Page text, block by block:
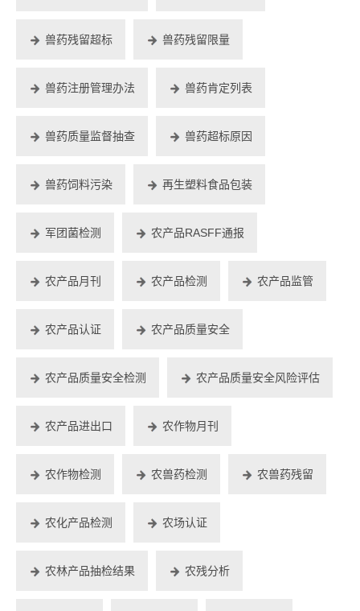
兽药残留超标 兽药残留限量
兽药注册管理办法 兽药肯定列表
兽药质量监督抽查 兽药超标原因
兽药饲料污染 再生塑料食品包装
军团菌检测 农产品RASFF通报
农产品月刊 农产品检测 农产品监管
农产品认证 农产品质量安全
农产品质量安全检测 农产品质量安全风险评估
农产品进出口 农作物月刊
农作物检测 农兽药检测 农兽药残留
农化产品检测 农场认证
农林产品抽检结果 农残分析